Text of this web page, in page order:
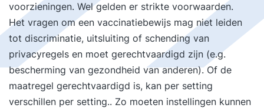
voorzieningen. Wel gelden er strikte voorwaarden.
Het vragen om een vaccinatiebewijs mag niet leiden
tot discriminatie, uitsluiting of schending van
privacyregels en moet gerechtvaardigd zijn (e.g.
bescherming van gezondheid van anderen). Of de
maatregel gerechtvaardigd is, kan per setting
verschillen per setting.. Zo moeten instellingen kunnen